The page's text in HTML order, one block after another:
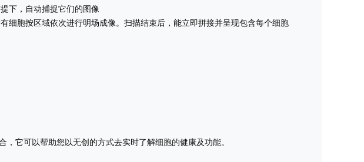
下，自动捕捉它们的图像
细胞按区域依次进行明场成像。扫描结束后，能立即拼接并呈现包含每个细胞
它可以帮助您以无创的方式去实时了解细胞的健康及功能。